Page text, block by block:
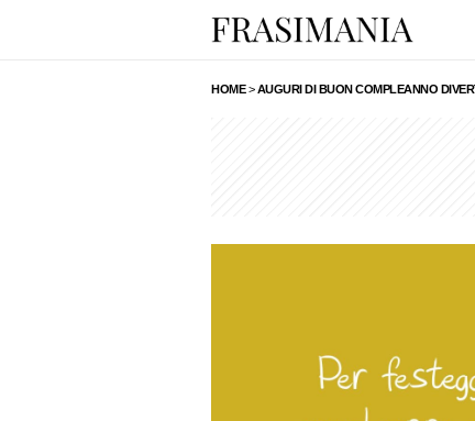
HOME>AUGURI DI BUON COMPLEANNO